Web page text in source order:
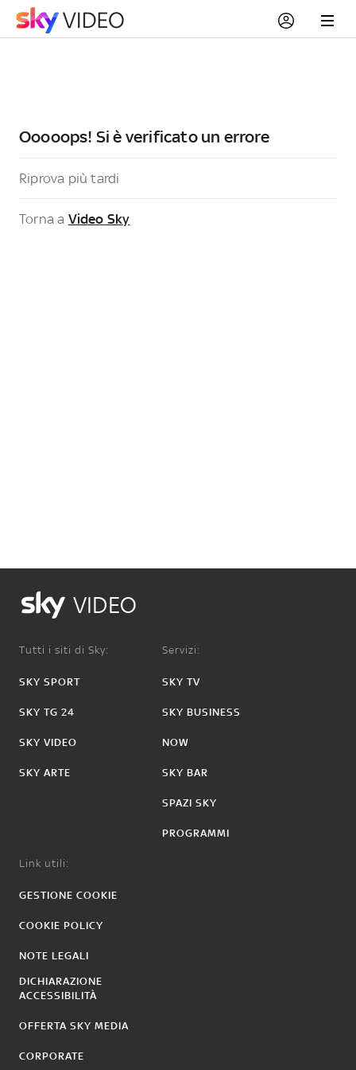
Ooooops! Si è verificato un errore
Riprova più tardi
Torna a Video Sky
VIDEO
Tutti i siti di Sky:
SKY SPORT
SKY TG 24
SKY VIDEO
SKY ARTE
Servizi:
SKY TV
SKY BUSINESS
NOW
SKY BAR
SPAZI SKY
PROGRAMMI
Link utili:
GESTIONE COOKIE
COOKIE POLICY
NOTE LEGALI
DICHIARAZIONE
ACCESSIBILITÀ
OFFERTA SKY MEDIA
CORPORATE